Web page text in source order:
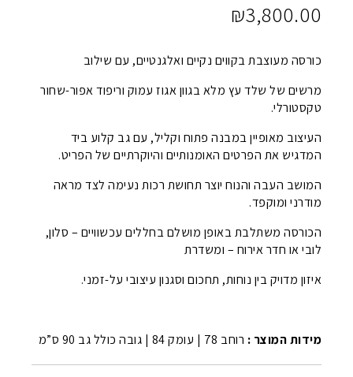
₪3,800.00
כורסה מעוצבת בקווים נקיים ואלגנטיים, עם שילוב
מרשים של שלד עץ מלא בגוון אגוז עמוק וריפוד אפור-שחור
טקסטורלי.
העיצוב מאופיין במבנה פתוח וקליל, עם גב קלוע ביד
המדגיש את הפרטים האומנותיים והיוקרתיים של הפריט.
המושב העבה והנוח יוצר תחושת רכות נעימה לצד מראה
מודרני ומוקפד.
הכורסה משתלבת באופן מושלם בחללים עכשוויים – סלון,
לובי או חדר אירוח – ומשדרת
איזון מדויק בין נוחות, תחכום וסגנון עיצובי על-זמני.
מידות המוצר : רוחב 78 | עומק 84 | גובה כולל גב 90 ס”מ